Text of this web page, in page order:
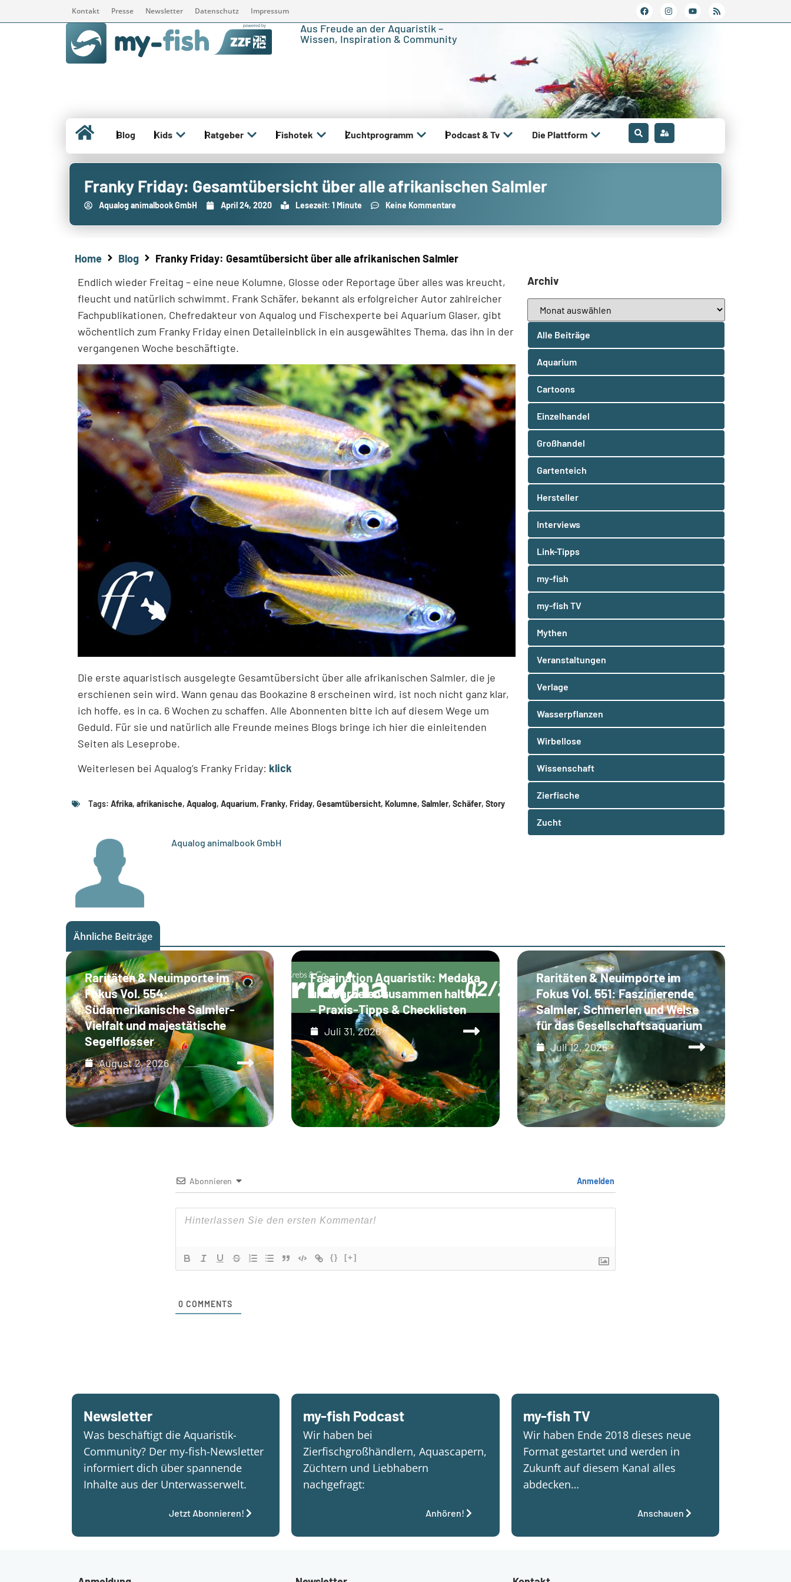
Kontakt Presse Newsletter Datenschutz Impressum
Aus Freude an der Aquaristik –
Wissen, Inspiration & Community
Blog Kids Ratgeber Fishotek Zuchtprogramm Podcast & Tv Die Plattform
Franky Friday: Gesamtübersicht über alle afrikanischen Salmler
Aqualog animalbook GmbH April 24, 2020 Lesezeit: 1 Minute Keine Kommentare
Home Blog
Franky Friday: Gesamtübersicht über alle afrikanischen Salmler
Endlich wieder Freitag – eine neue Kolumne, Glosse oder Reportage über alles was kreucht,
fleucht und natürlich schwimmt. Frank Schäfer, bekannt als erfolgreicher Autor zahlreicher
Fachpublikationen, Chefredakteur von Aqualog und Fischexperte bei Aquarium Glaser, gibt
wöchentlich zum Franky Friday einen Detaileinblick in ein ausgewähltes Thema, das ihn in der
vergangenen Woche beschäftigte.
Die erste aquaristisch ausgelegte Gesamtübersicht über alle afrikanischen Salmler, die je
erschienen sein wird. Wann genau das Bookazine 8 erscheinen wird, ist noch nicht ganz klar,
ich hoffe, es in ca. 6 Wochen zu schaffen. Alle Abonnenten bitte ich auf diesem Wege um
Geduld. Für sie und natürlich alle Freunde meines Blogs bringe ich hier die einleitenden
Seiten als Leseprobe.
Weiterlesen bei Aqualog’s Franky Friday: klick
Tags: Afrika, afrikanische, Aqualog, Aquarium, Franky, Friday, Gesamtübersicht, Kolumne, Salmler, Schäfer, Story
Aqualog animalbook GmbH
Archiv
Alle Beiträge
Aquarium
Cartoons
Einzelhandel
Großhandel
Gartenteich
Hersteller
Interviews
Link-Tipps
my-fish
my-fish TV
Mythen
Veranstaltungen
Verlage
Wasserpflanzen
Wirbellose
Wissenschaft
Zierfische
Zucht
Ähnliche Beiträge
Raritäten & Neuimporte im
Fokus Vol. 554:
Südamerikanische Salmler-
Vielfalt und majestätische
Segelflosser
August 2, 2026
Faszination Aquaristik: Medaka
und Garnelen zusammen halten
– Praxis-Tipps & Checklisten
Juli 31, 2026
Raritäten & Neuimporte im
Fokus Vol. 551: Faszinierende
Salmler, Schmerlen und Welse
für das Gesellschaftsaquarium
Juli 12, 2026
Abonnieren Anmelden
{} [+]
0 COMMENTS
Newsletter
Was beschäftigt die Aquaristik-
Community? Der my-fish-Newsletter
informiert dich über spannende
Inhalte aus der Unterwasserwelt.
Jetzt Abonnieren!
my-fish Podcast
Wir haben bei
Zierfischgroßhändlern, Aquascapern,
Züchtern und Liebhabern
nachgefragt:
Anhören!
my-fish TV
Wir haben Ende 2018 dieses neue
Format gestartet und werden in
Zukunft auf diesem Kanal alles
abdecken…
Anschauen